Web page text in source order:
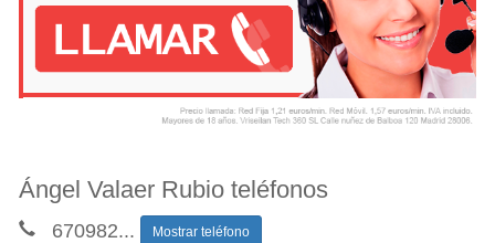
Ángel Valaer Rubio teléfonos
670982... Mostrar teléfono